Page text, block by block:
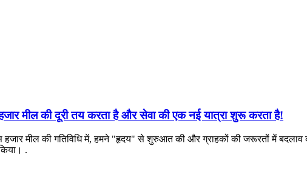
मील की दूरी तय करता है और सेवा की एक नई यात्रा शुरू करता है!
मील की गतिविधि में, हमने "हृदय" से शुरुआत की और ग्राहकों की जरूरतों में
.